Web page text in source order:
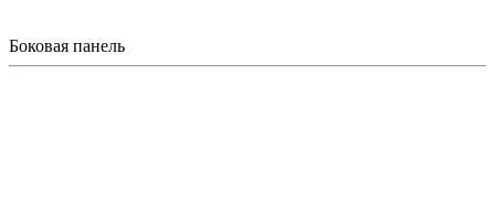
Боковая панель